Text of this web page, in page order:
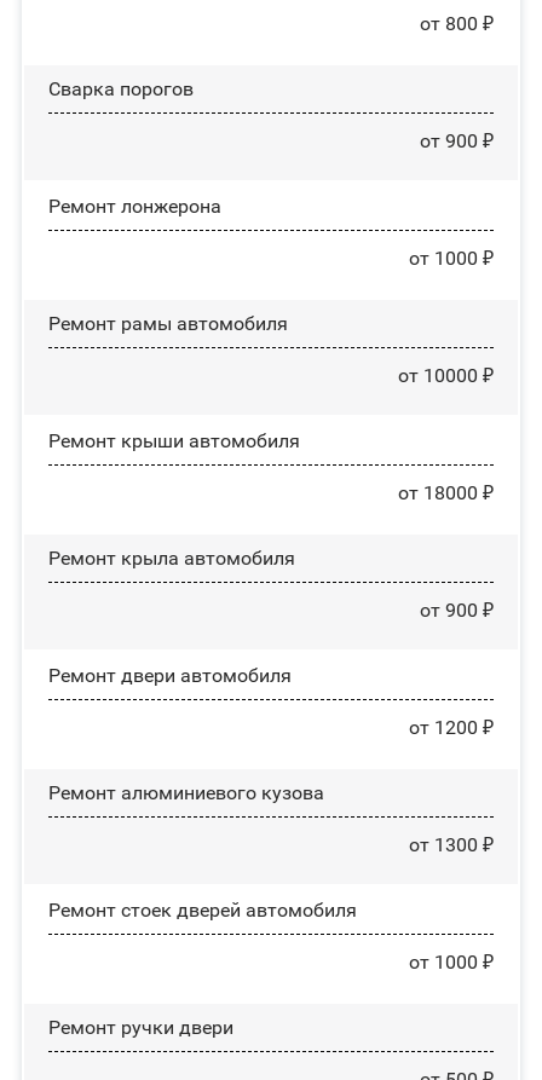
от 800 ₽
Сварка порогов
от 900 ₽
Ремонт лонжерона
от 1000 ₽
Ремонт рамы автомобиля
от 10000 ₽
Ремонт крыши автомобиля
от 18000 ₽
Ремонт крыла автомобиля
от 900 ₽
Ремонт двери автомобиля
от 1200 ₽
Ремонт алюминиевого кузова
от 1300 ₽
Ремонт стоек дверей автомобиля
от 1000 ₽
Ремонт ручки двери